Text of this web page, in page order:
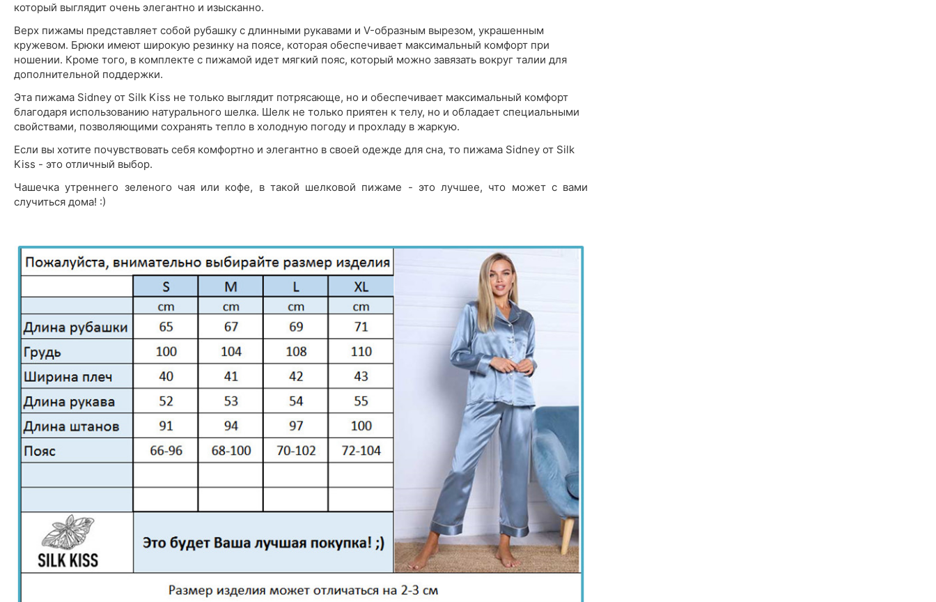
который выглядит очень элегантно и изысканно.
Верх пижамы представляет собой рубашку с длинными рукавами и V-образным вырезом, украшенным
кружевом. Брюки имеют широкую резинку на поясе, которая обеспечивает максимальный комфорт при
ношении. Кроме того, в комплекте с пижамой идет мягкий пояс, который можно завязать вокруг талии для
дополнительной поддержки.
Эта пижама Sidney от Silk Kiss не только выглядит потрясающе, но и обеспечивает максимальный комфорт
благодаря использованию натурального шелка. Шелк не только приятен к телу, но и обладает специальными
свойствами, позволяющими сохранять тепло в холодную погоду и прохладу в жаркую.
Если вы хотите почувствовать себя комфортно и элегантно в своей одежде для сна, то пижама Sidney от Silk
Kiss - это отличный выбор.
Чашечка утреннего зеленого чая или кофе, в такой шелковой пижаме - это лучшее, что может с вами
случиться дома! :)